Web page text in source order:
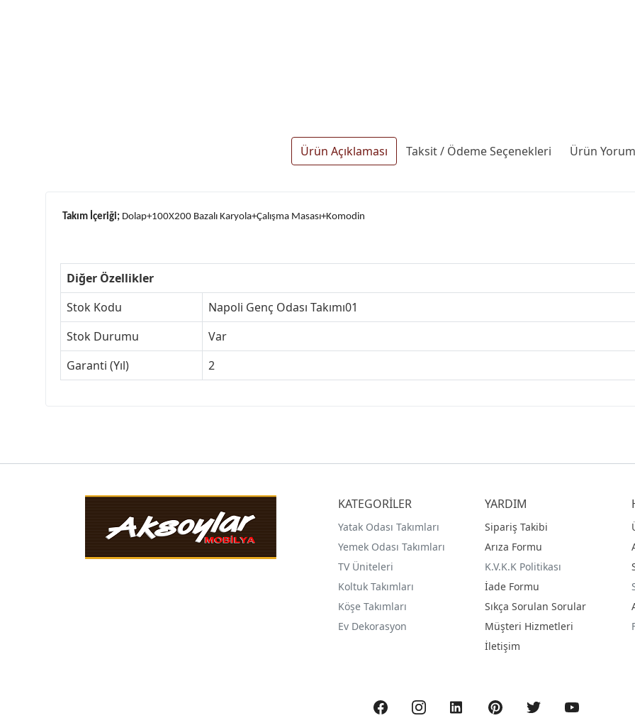
Ürün Açıklaması Taksit / Ödeme Seçenekleri Ürün
Takım İçeriği; Dolap+100X200 Bazalı Karyola+Çalışma Masası+Komodin
Diğer Özellikler
Stok Kodu
Napoli Genç Odası Takımı01
Stok Durumu
Var
Garanti (Yıl)
2
KATEGORİLER
Yatak Odası Takımları
Yemek Odası Takımları
TV Üniteleri
Koltuk Takımları
Köşe Takımları
Ev Dekorasyon
YARDIM
Sipariş Takibi
Arıza Formu
K.V.K.K Politikası
İade Formu
Sıkça Sorulan Sorular
Müşteri Hizmetleri
İletişim